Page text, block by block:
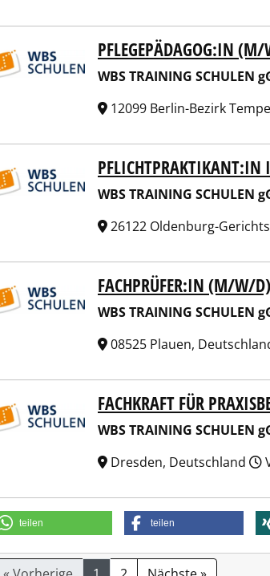
WBS TRAINING SCHULEN gGmbH
PFLEGEPÄDAGOG:IN
WBS TRAINING SCHULEN
12099 Berlin-Bezirk
WBS TRAINING SCHULEN gGmbH
PFLICHTPRAKTIKANT:IN
WBS TRAINING SCHULEN
26122 Oldenburg-
WBS TRAINING SCHULEN gGmbH
FACHPRÜFER:IN (M/W/
WBS TRAINING SCHULEN
08525 Plauen,
WBS TRAINING SCHULEN gGmbH
FACHKRAFT FÜR
WBS TRAINING SCHULEN
Dresden, Deutschland
teilen teilen